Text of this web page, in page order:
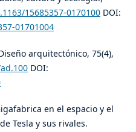
15685357-0170100DOI:
01701004
arquitectónico, 75(4),
DOI:
en el espacio y el
Tesla y sus rivales.